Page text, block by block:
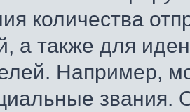
количества
а также для
Например,
звания.